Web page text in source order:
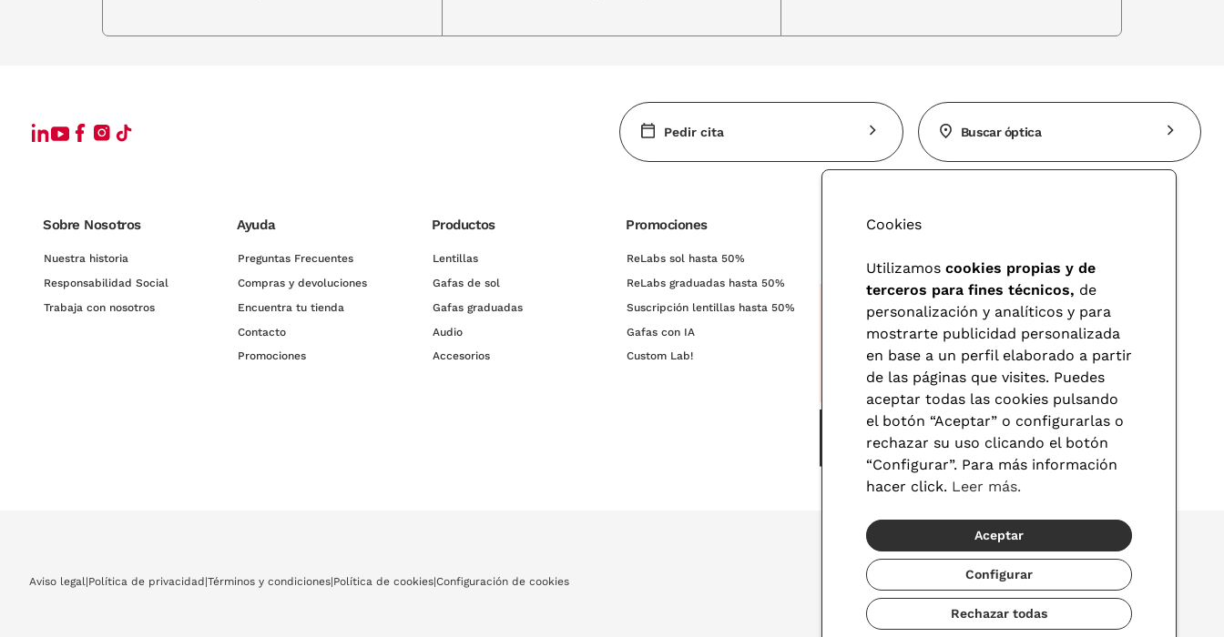
si tienes la cara con una forma más alargada.
Descubre la colección de gafas de sol D.Franklin
Descubre su nueva colección de monturas cuadradas, redondas, con ojo de gato y hasta con filtro azul en nuestra óptica online.
Ahora que ya tienes claro cuáles serán tus próximas gafas de sol de la marca D.Franklin, es el momento perfecto de cambiar de gafas graduadas
y estrenar nueva montura esta temporada. ¿Te animas? Echa un vistazo a nuestra
completa colección y decídete por alguno de estos increíbles modelos de las mejores marcas del sector.
Pedir cita Buscar óptica
Sobre Nosotros
Nuestra historia
Responsabilidad Social
Trabaja con nosotros
Ayuda
Preguntas Frecuentes
Compras y devoluciones
Encuentra tu tienda
Contacto
Promociones
Productos
Lentillas
Gafas de sol
Gafas graduadas
Audio
Accesorios
Promociones
ReLabs sol hasta 50%
ReLabs graduadas hasta 50%
Suscripción lentillas hasta 50%
Gafas con IA
Custom Lab!
Aviso legal |Política de privacidad|Términos y condiciones|Política de cookies|Configuración de cookies
© 2026 Visionlab
Cookies
Utilizamos cookies propias y de
terceros para fines técnicos, de
personalización y analíticos y para
mostrarte publicidad personalizada
en base a un perfil elaborado a partir
de las páginas que visites. Puedes
aceptar todas las cookies pulsando
el botón “Aceptar” o configurarlas o
rechazar su uso clicando el botón
“Configurar”. Para más información
hacer click. Leer más.
Aceptar
Configurar
Rechazar todas